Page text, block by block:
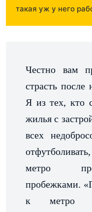
такая уж у него
Честно вам
страсть после
Я из тех, кто
жилья с
всех
метро
пробежками.
к метро